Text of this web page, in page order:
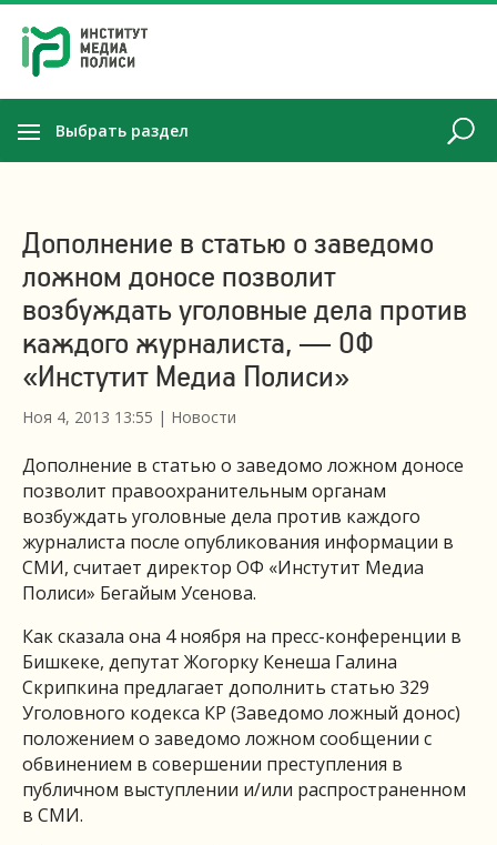
Выбрать раздел
Дополнение в статью о заведомо
ложном доносе позволит
возбуждать уголовные дела против
каждого журналиста, — ОФ
«Инстутит Медиа Полиси»
Ноя 4, 2013 13:55 | Новости
Дополнение в статью о заведомо ложном доносе
позволит правоохранительным органам
возбуждать уголовные дела против каждого
журналиста после опубликования информации в
СМИ, считает директор ОФ «Инстутит Медиа
Полиси» Бегайым Усенова.
Как сказала она 4 ноября на пресс-конференции в
Бишкеке, депутат Жогорку Кенеша Галина
Скрипкина предлагает дополнить статью 329
Уголовного кодекса КР (Заведомо ложный донос)
положением о заведомо ложном сообщении с
обвинением в совершении преступления в
публичном выступлении и/или распространенном
в СМИ.